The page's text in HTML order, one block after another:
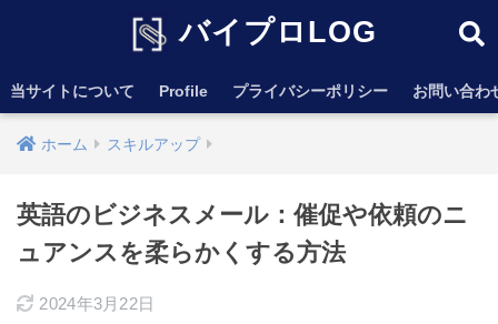
バイプロLOG
当サイトについて Profile プライバシーポリシー お問い合わ
ホーム スキルアップ
英語のビジネスメール：催促や依頼のニ
ュアンスを柔らかくする方法
2024年3月22日